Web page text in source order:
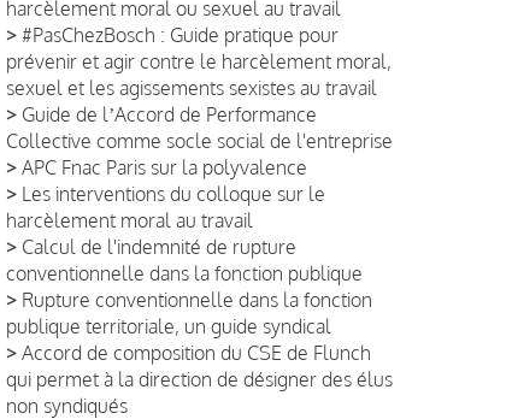
harcèlement moral ou sexuel au travail
> #PasChezBosch : Guide pratique pour
prévenir et agir contre le harcèlement moral,
sexuel et les agissements sexistes au travail
> Guide de lʼAccord de Performance
Collective comme socle social de l'entreprise
> APC Fnac Paris sur la polyvalence
> Les interventions du colloque sur le
harcèlement moral au travail
> Calcul de l'indemnité de rupture
conventionnelle dans la fonction publique
> Rupture conventionnelle dans la fonction
publique territoriale, un guide syndical
> Accord de composition du CSE de Flunch
qui permet à la direction de désigner des élus
non syndiqués